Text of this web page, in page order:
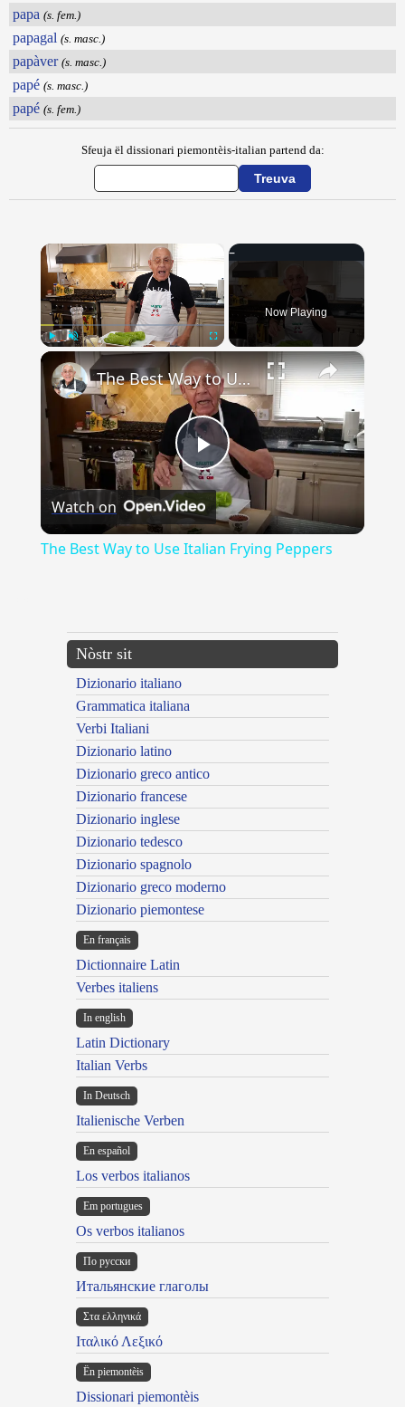
papa (s. fem.)
papagal (s. masc.)
papàver (s. masc.)
papé (s. masc.)
papé (s. fem.)
Sfeuja ël dissionari piemontèis-italian partend da:
Unmute
Now Playing
×
Play
Video
The Best Way to Use Italian Frying Peppers
Watch on
The Best Way to Use Italian Frying Peppers
Nòstr sit
Dizionario italiano
Grammatica italiana
Verbi Italiani
Dizionario latino
Dizionario greco antico
Dizionario francese
Dizionario inglese
Dizionario tedesco
Dizionario spagnolo
Dizionario greco moderno
Dizionario piemontese
En français
Dictionnaire Latin
Verbes italiens
In english
Latin Dictionary
Italian Verbs
In Deutsch
Italienische Verben
En español
Los verbos italianos
Em portugues
Os verbos italianos
По русски
Итальянские глаголы
Στα ελληνικά
Ιταλικό Λεξικό
Ën piemontèis
Dissionari piemontèis